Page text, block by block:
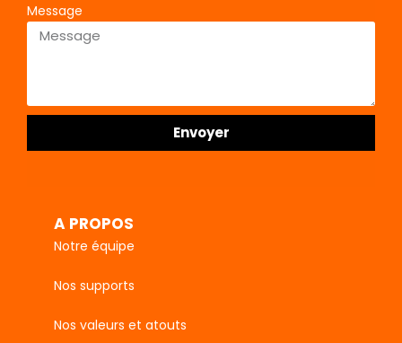
Message
Envoyer
A PROPOS
Notre équipe
Nos supports
Nos valeurs et atouts